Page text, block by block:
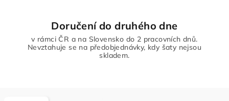
Doručení do druhého dne
v rámci ČR a na Slovensko do 2 pracovních dnů.
Nevztahuje se na předobjednávky, kdy šaty nejsou
skladem.